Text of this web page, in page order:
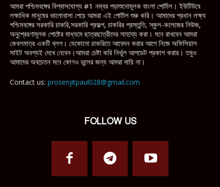
আমরা পশ্চিমবঙ্গের বিশ্বাসযোগ্য #1 নম্বর পড়াশুনোমূলক বাংলা পোর্টাল। ইউটিউবে
লক্ষাধিক মানুষের ভালোবাসা পেয়ে আমরা এই পোর্টাল শুরু করি। আমাদের প্রধান লক্ষ্য
পশ্চিমবঙ্গের সরকারি চাকরি,সরকারি প্রকল্প, চাকরির প্রস্তুতি, স্কুল-কলেজের নিউজ,
অনুপ্রেরণামূলক পোষ্টের মাধ্যমে ছাত্রছাত্রীদের সাহায্য করা। মনে রাখবেন আমরা
কেবলমাত্র একটি ব্লগ। যেকোনো চাকরিতে আবেদন করার আগে নিজে অফিসিয়াল
সাইট অবশ্যই দেখে নেবেন।আমরা চেষ্টা করি নির্ভুল আপডেট প্রকাশ করার। তবুও
আমাদের অবচেতন মনে কোণও ভুলের জন্য আমরা দায়ি না।
Contact us: prosenjitpaul028@gmail.com
FOLLOW US